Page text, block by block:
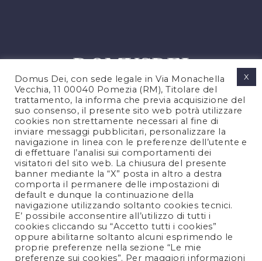
PRIVACY POLICY
COOKIES POLICY
NOTE LEGALI
CONTATTACI
FOLLOW US
Domus Dei, con sede legale in Via Monachella
Vecchia, 11 00040 Pomezia (RM), Titolare del
trattamento, la informa che previa acquisizione del
suo consenso, il presente sito web potrà utilizzare
cookies non strettamente necessari al fine di
inviare messaggi pubblicitari, personalizzare la
navigazione in linea con le preferenze dell’utente e
di effettuare l’analisi sui comportamenti dei
visitatori del sito web. La chiusura del presente
banner mediante la “X” posta in altro a destra
comporta il permanere delle impostazioni di
default e dunque la continuazione della
navigazione utilizzando soltanto cookies tecnici.
E’ possibile acconsentire all’utilizzo di tutti i
cookies cliccando su “Accetto tutti i cookies”
oppure abilitarne soltanto alcuni esprimendo le
proprie preferenze nella sezione “Le mie
preferenze sui cookies”. Per maggiori informazioni
X